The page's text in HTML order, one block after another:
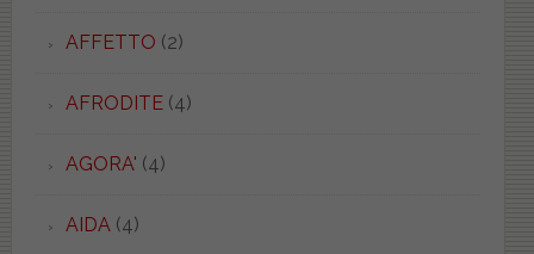
AFFETTO (2)
AFRODITE(4)
AGORA' (4)
AIDA(4)